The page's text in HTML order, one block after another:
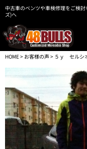
中古車のベンツや車検修理をご検
ズ)へ
HOME> お客様の声> ５ｙ セルシ